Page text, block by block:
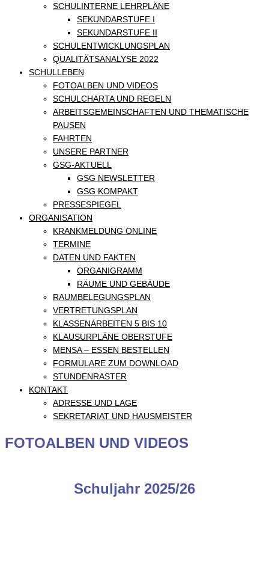
SCHULINTERNE LEHRPLÄNE
SEKUNDARSTUFE I
SEKUNDARSTUFE II
SCHULENTWICKLUNGSPLAN
QUALITÄTSANALYSE 2022
SCHULLEBEN
FOTOALBEN UND VIDEOS
SCHULCHARTA UND REGELN
ARBEITSGEMEINSCHAFTEN UND THEMATISCHE
PAUSEN
FAHRTEN
UNSERE PARTNER
GSG-AKTUELL
GSG NEWSLETTER
GSG KOMPAKT
PRESSESPIEGEL
ORGANISATION
KRANKMELDUNG ONLINE
TERMINE
DATEN UND FAKTEN
ORGANIGRAMM
RÄUME UND GEBÄUDE
RAUMBELEGUNGSPLAN
VERTRETUNGSPLAN
KLASSENARBEITEN 5 BIS 10
KLAUSURPLÄNE OBERSTUFE
MENSA – ESSEN BESTELLEN
FORMULARE ZUM DOWNLOAD
STUNDENRASTER
KONTAKT
ADRESSE UND LAGE
SEKRETARIAT UND HAUSMEISTER
FOTOALBEN UND VIDEOS
Schuljahr 2025/26